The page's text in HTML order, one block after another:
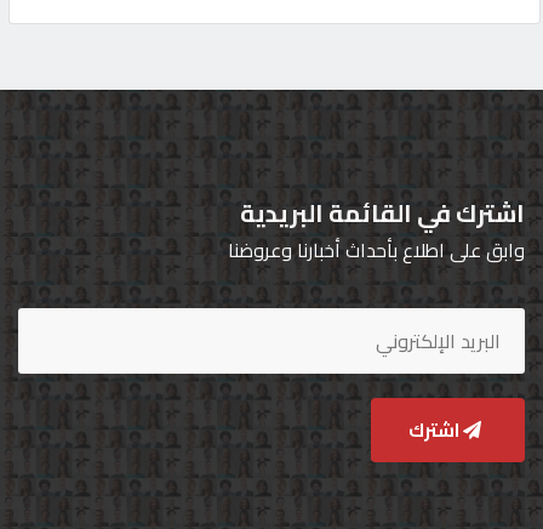
اشترك في القائمة البريدية
وابق على اطلاع بأحداث أخبارنا وعروضنا
اشترك